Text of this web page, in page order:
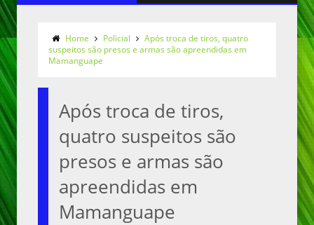
Home Policial
Após troca de tiros, quatro
suspeitos são presos e armas são apreendidas em
Mamanguape
Após troca de tiros,
quatro suspeitos são
presos e armas são
apreendidas em
Mamanguape